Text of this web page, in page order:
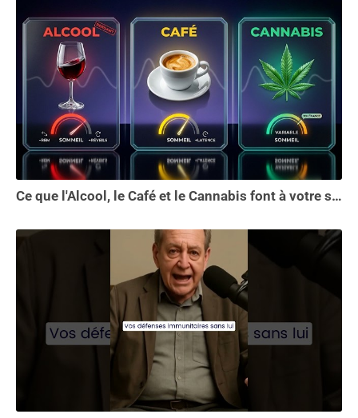
Ce que l'Alcool, le Café et le Cannabis font à votre sommeil vous choquera